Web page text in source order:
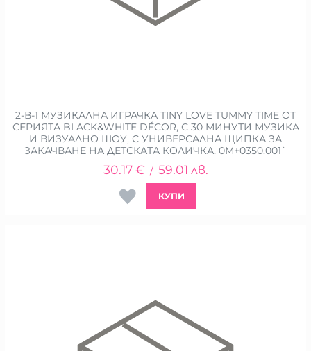
2-В-1 МУЗИКАЛНА ИГРАЧКА TINY LOVE TUMMY TIME ОТ
СЕРИЯТА BLACK&WHITE DÉCOR, С 30 МИНУТИ МУЗИКА
И ВИЗУАЛНО ШОУ, С УНИВЕРСАЛНА ЩИПКА ЗА
ЗАКАЧВАНЕ НА ДЕТСКАТА КОЛИЧКА, 0М+0350.001`
30.17 € / 59.01 лв.
КУПИ